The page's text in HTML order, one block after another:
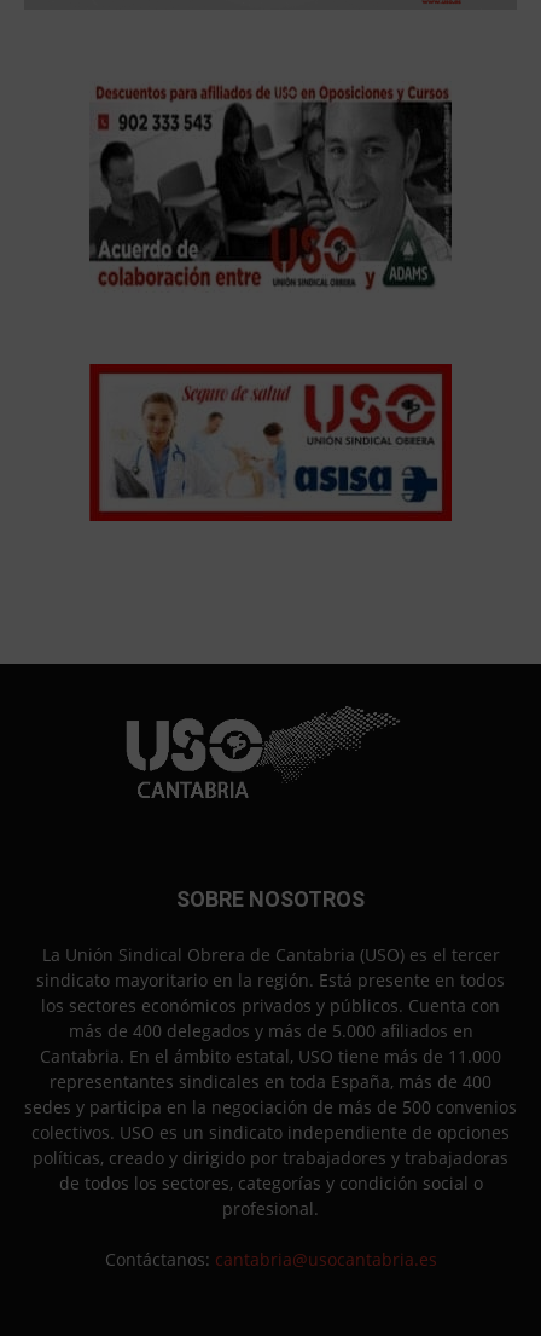
SOBRE NOSOTROS
La Unión Sindical Obrera de Cantabria (USO) es el tercer
sindicato mayoritario en la región. Está presente en todos
los sectores económicos privados y públicos. Cuenta con
más de 400 delegados y más de 5.000 afiliados en
Cantabria. En el ámbito estatal, USO tiene más de 11.000
representantes sindicales en toda España, más de 400
sedes y participa en la negociación de más de 500 convenios
colectivos. USO es un sindicato independiente de opciones
políticas, creado y dirigido por trabajadores y trabajadoras
de todos los sectores, categorías y condición social o
profesional.
Contáctanos: cantabria@usocantabria.es